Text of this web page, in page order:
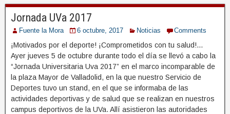
Jornada UVa 2017
Fuente la Mora 6 octubre, 2017 Noticias Comments
¡Motivados por el deporte! ¡Comprometidos con tu salud!…
Ayer jueves 5 de octubre durante todo el día se llevó a cabo la
“Jornada Universitaria Uva 2017” en el marco incomparable de
la plaza Mayor de Valladolid, en la que nuestro Servicio de
Deportes tuvo un stand, en el que se informaba de las
actividades deportivas y de salud que se realizan en nuestros
campus deportivos de la UVa. Allí asistieron las autoridades